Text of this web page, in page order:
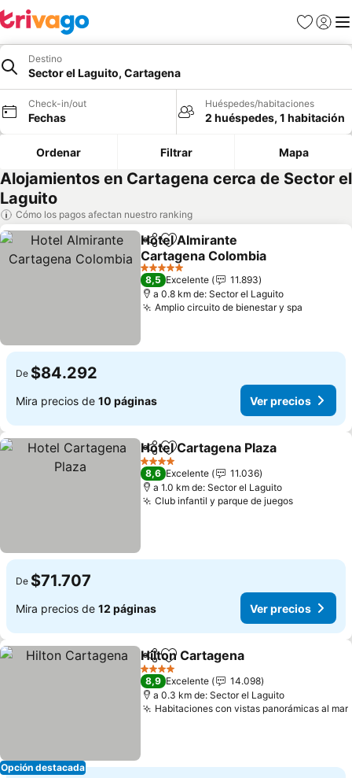
Favoritos
Iniciar
Destino
Sector el Laguito, Cartagena
Check-in/out
Fechas
Huéspedes/habitaciones
2 huéspedes, 1 habitación
Ordenar Filtrar Mapa
Alojamientos en Cartagena cerca de Sector el
Laguito
Cómo los pagos afectan nuestro ranking
CompartirAgregar a favoritos
Hotel Almirante
Cartagena Colombia
Ver precios
5 Estrellas
8,5 Excelente
11.893
a 0.8 km de: Sector el Laguito
Amplio circuito de bienestar y spa
De $84.292
Mira precios de 10 páginas Ver precios
CompartirAgregar a favoritos
Hotel Cartagena Plaza
4 Estrellas
8,6 Excelente
11.036
a 1.0 km de: Sector el Laguito
Club infantil y parque de juegosVer
De $71.707
Mira precios de 12 páginas Ver precios
Opción destacada
CompartirAgregar a favoritos
Hilton Cartagena
4 Estrellas
8,9 Excelente
14.098
a 0.3 km de: Sector el Laguito
Habitaciones con vistas panorámicas al mar